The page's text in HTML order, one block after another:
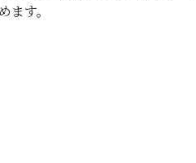
す。